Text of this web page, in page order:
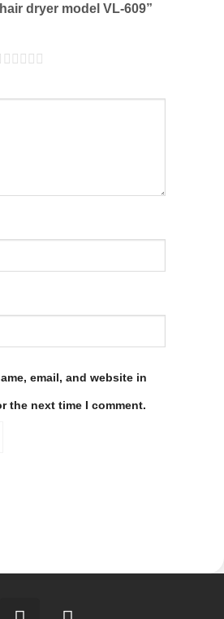
dryer model VL-609”
email, and website in
the next time I comment.